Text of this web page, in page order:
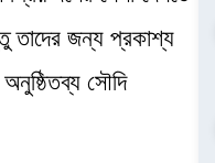
তাদের জন্য প্রকাশ্য
সৌদি